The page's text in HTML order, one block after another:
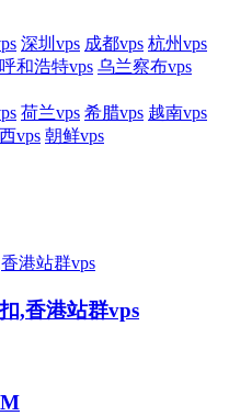
深圳vps 成都vps 杭州vps
呼和浩特vps 乌兰察布vps
荷兰vps 希腊vps 越南vps
vps 朝鲜vps
,香港站群vps